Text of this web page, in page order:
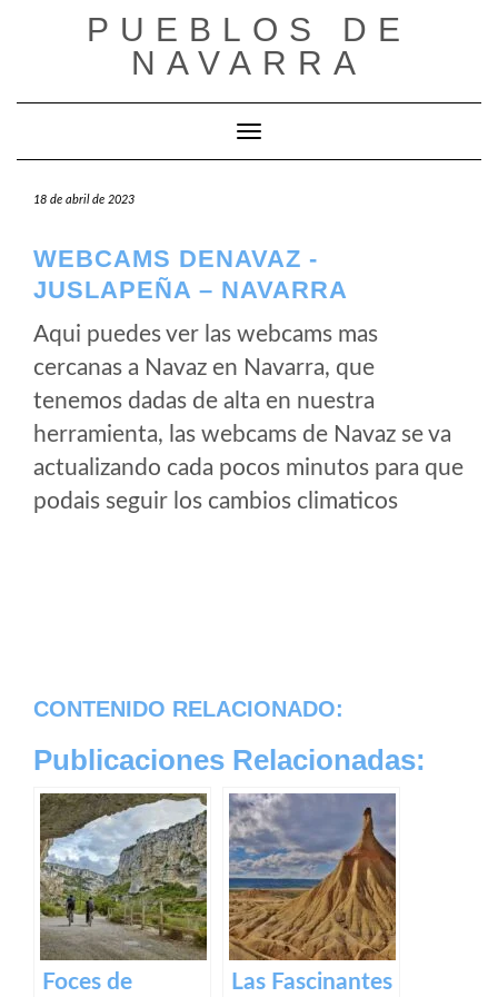
PUEBLOS DE
NAVARRA
Cambiar modo de navegación
18 de abril de 2023
WEBCAMS DENAVAZ -
JUSLAPEÑA – NAVARRA
Aqui puedes ver las webcams mas
cercanas a Navaz en Navarra, que
tenemos dadas de alta en nuestra
herramienta, las webcams de Navaz se va
actualizando cada pocos minutos para que
podais seguir los cambios climaticos
CONTENIDO RELACIONADO:
Publicaciones Relacionadas:
Foces de
Las Fascinantes